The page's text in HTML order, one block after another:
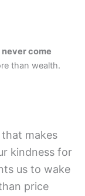
come
than wealth.
that makes
kindness for
us to wake
price